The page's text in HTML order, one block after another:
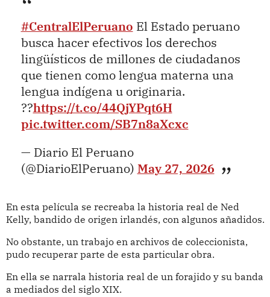
#CentralElPeruano El Estado peruano
busca hacer efectivos los derechos
lingüísticos de millones de ciudadanos
que tienen como lengua materna una
lengua indígena u originaria.
??https://t.co/44QjYPqt6H
pic.twitter.com/SB7n8aXcxc
— Diario El Peruano
(@DiarioElPeruano) May 27, 2026
En esta película se recreaba la historia real de Ned
Kelly, bandido de origen irlandés, con algunos añadidos.
No obstante, un trabajo en archivos de coleccionista,
pudo recuperar parte de esta particular obra.
En ella se narrala historia real de un forajido y su banda
a mediados del siglo XIX.